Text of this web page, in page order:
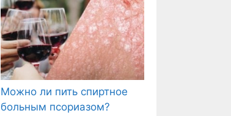
Можно ли пить спиртное
больным псориазом?